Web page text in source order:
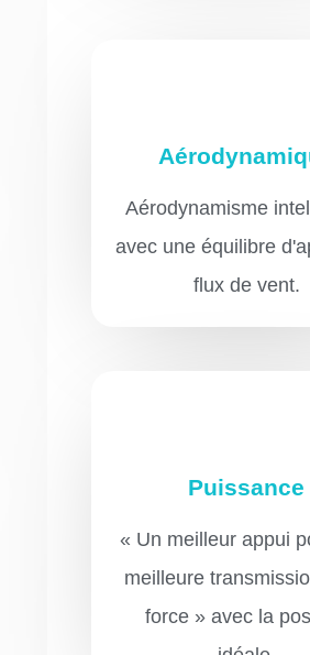
Aérodynamisme
avec une équilibre
flux de vent.
Puissance
« Un meilleur appui
meilleure
force » avec la